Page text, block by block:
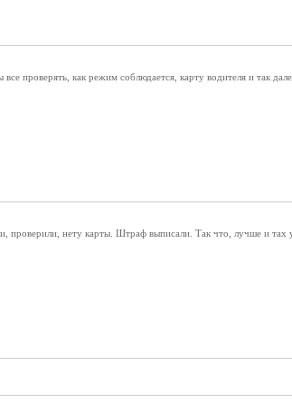
проверять, как режим соблюдается, карту водителя и так
проверили, нету карты. Штраф выписали. Так что, лучше и тах